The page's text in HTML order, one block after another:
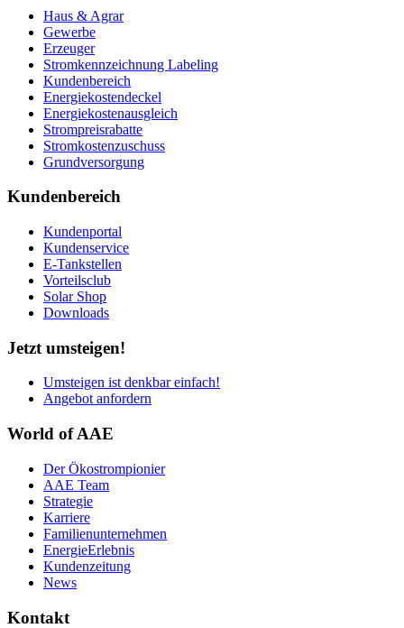
Haus & Agrar
Gewerbe
Erzeuger
Stromkennzeichnung Labeling
Kundenbereich
Energiekostendeckel
Energiekostenausgleich
Strompreisrabatte
Stromkostenzuschuss
Grundversorgung
Kundenbereich
Kundenportal
Kundenservice
E-Tankstellen
Vorteilsclub
Solar Shop
Downloads
Jetzt umsteigen!
Umsteigen ist denkbar einfach!
Angebot anfordern
World of AAE
Der Ökostrompionier
AAE Team
Strategie
Karriere
Familienunternehmen
EnergieErlebnis
Kundenzeitung
News
Kontakt